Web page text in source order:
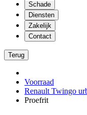
Schade
Diensten
Zakelijk
Contact
Terug
Voorraad
Renault Twingo
Proefrit